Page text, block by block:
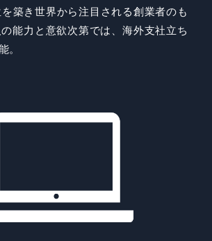
を築き世界から注目される創業者のも
能力と意欲次第では、海外支社立ち
。